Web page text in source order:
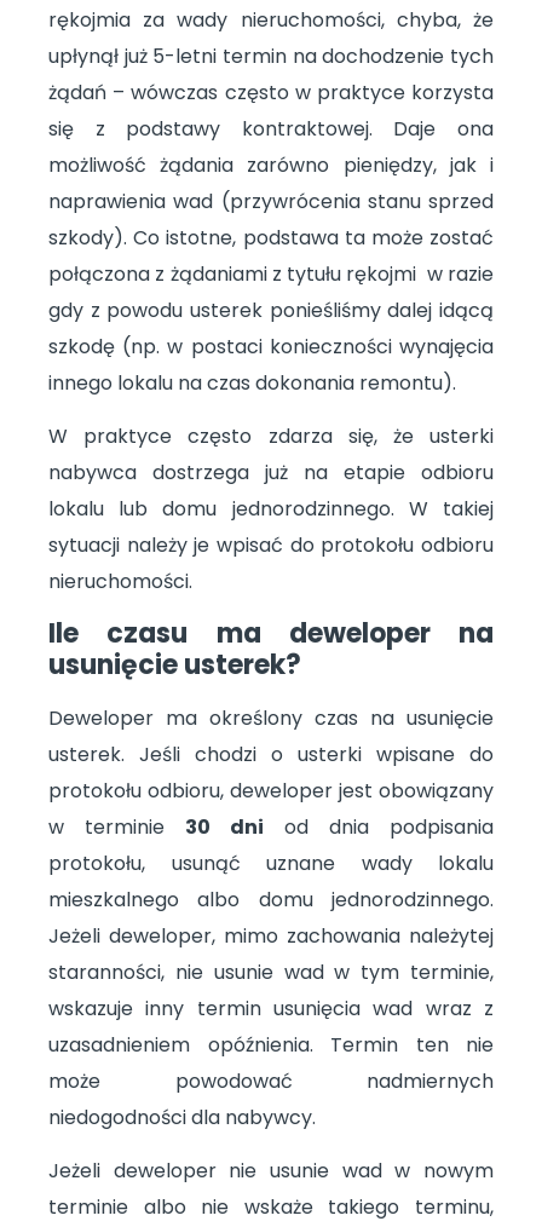
rękojmia za wady nieruchomości, chyba, że
upłynął już 5-letni termin na dochodzenie tych
żądań – wówczas często w praktyce korzysta
się z podstawy kontraktowej. Daje ona
możliwość żądania zarówno pieniędzy, jak i
naprawienia wad (przywrócenia stanu sprzed
szkody). Co istotne, podstawa ta może zostać
połączona z żądaniami z tytułu rękojmi w razie
gdy z powodu usterek ponieśliśmy dalej idącą
szkodę (np. w postaci konieczności wynajęcia
innego lokalu na czas dokonania remontu).
W praktyce często zdarza się, że usterki
nabywca dostrzega już na etapie odbioru
lokalu lub domu jednorodzinnego. W takiej
sytuacji należy je wpisać do protokołu odbioru
nieruchomości.
Ile czasu ma deweloper na
usunięcie usterek?
Deweloper ma określony czas na usunięcie
usterek. Jeśli chodzi o usterki wpisane do
protokołu odbioru, deweloper jest obowiązany
w terminie 30 dni od dnia podpisania
protokołu, usunąć uznane wady lokalu
mieszkalnego albo domu jednorodzinnego.
Jeżeli deweloper, mimo zachowania należytej
staranności, nie usunie wad w tym terminie,
wskazuje inny termin usunięcia wad wraz z
uzasadnieniem opóźnienia. Termin ten nie
może powodować nadmiernych
niedogodności dla nabywcy.
Jeżeli deweloper nie usunie wad w nowym
terminie albo nie wskaże takiego terminu,